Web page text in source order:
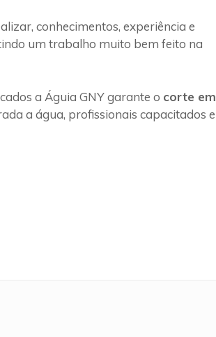
conhecimentos, experiência e
um trabalho muito bem feito na
a Águia GNY garante o corte em
a água, profissionais capacitados e